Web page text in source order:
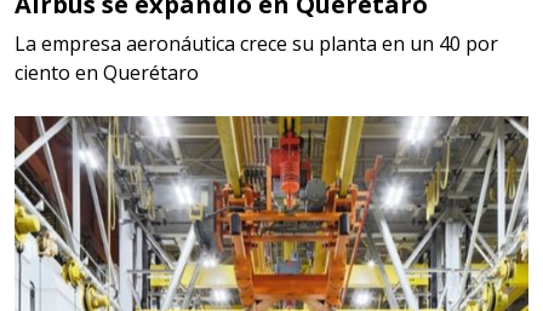
La empresa aeronáutica crece su planta en un 40 por
ciento en Querétaro